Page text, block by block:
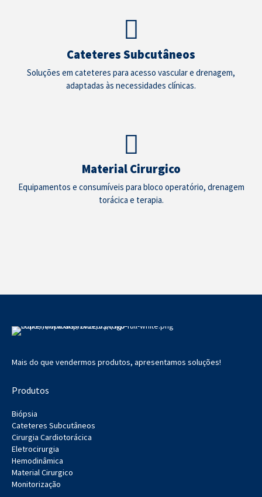
Cateteres Subcutâneos
Soluções em cateteres para acesso vascular e drenagem,
adaptadas às necessidades clínicas.
Material Cirurgico
Equipamentos e consumíveis para bloco operatório, drenagem
torácica e terapia.
Mais do que vendermos produtos, apresentamos soluções!
Produtos
Biópsia
Cateteres Subcutâneos
Cirurgia Cardiotorácica
Eletrocirurgia
Hemodinâmica
Material Cirurgico
Monitorização